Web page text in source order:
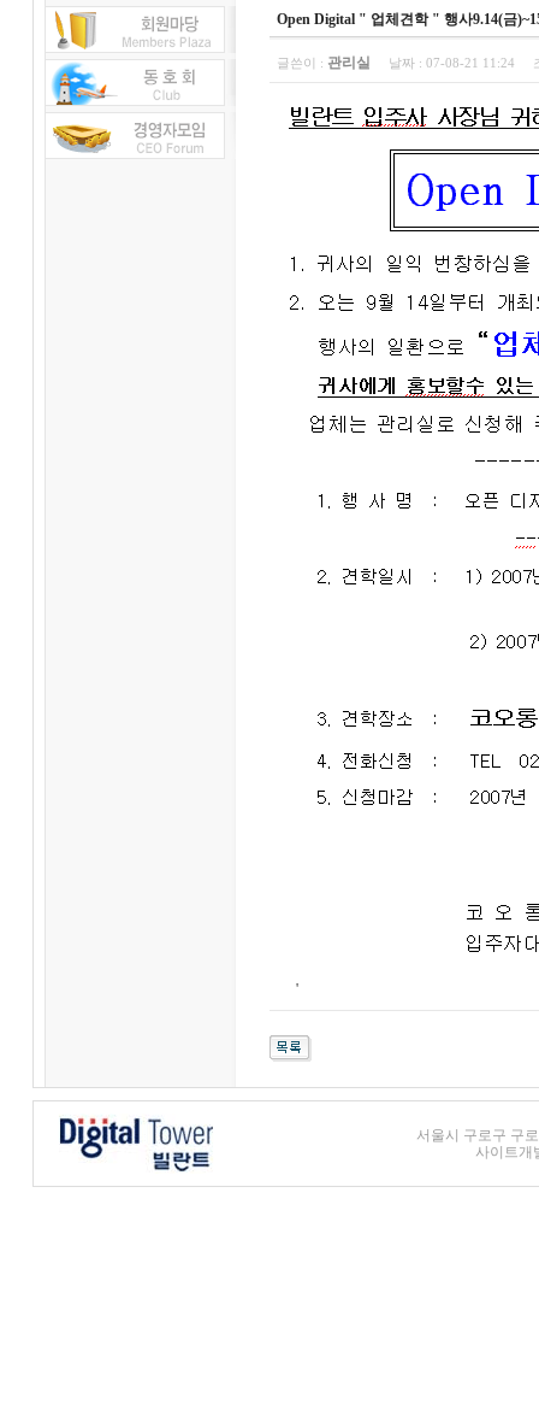
Open Digital " 업체견학 " 행사9.14(금
글쓴이 : 관리실 날짜 : 07-08-21 11:24
'
서울시 구로구 구
사이트개